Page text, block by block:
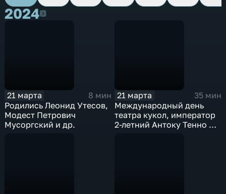
20242024
21 марта
8 мин
Родились Леонид Утесов,
Модест Петрович
Мусоргский и др.
21 марта
35 мин
Международный день
театра кукол, император
2-летний Антоку Тенно и